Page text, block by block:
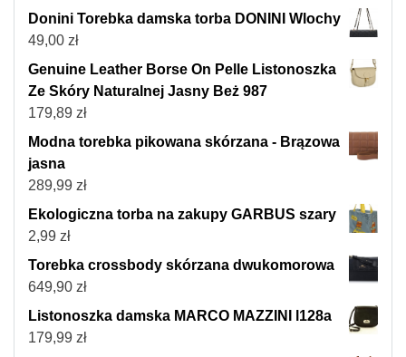
Donini Torebka damska torba DONINI Wlochy
49,00 zł
Genuine Leather Borse On Pelle Listonoszka
Ze Skóry Naturalnej Jasny Beż 987
179,89 zł
Modna torebka pikowana skórzana - Brązowa
jasna
289,99 zł
Ekologiczna torba na zakupy GARBUS szary
2,99 zł
Torebka crossbody skórzana dwukomorowa
649,90 zł
Listonoszka damska MARCO MAZZINI l128a
179,99 zł